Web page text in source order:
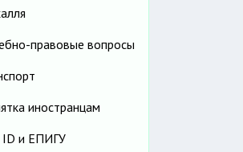
правовые вопросы
иностранцам
ID и ЕПИГУ